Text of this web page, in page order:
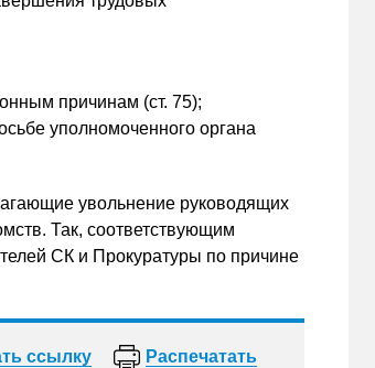
причинам (ст. 75);
уполномоченного органа
увольнение руководящих
Так, соответствующим
СК и Прокуратуры по причине
ссылку Распечатать